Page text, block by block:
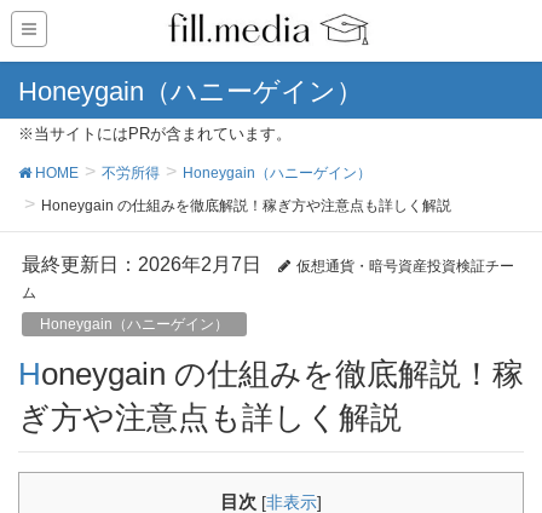
Honeygain（ハニーゲイン）
※当サイトにはPRが含まれています。
HOME 不労所得
Honeygain（ハニーゲイン）
Honeygain の仕組みを徹底解説！稼ぎ方や注意点も詳しく解説
最終更新日：2026年2月7日
仮想通貨・暗号資産投資検証チー
ム
Honeygain（ハニーゲイン）
Honeygain の仕組みを徹底解説！稼
ぎ方や注意点も詳しく解説
目次 [非表示]